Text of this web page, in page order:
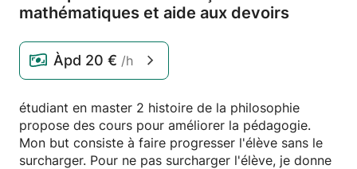
mathématiques et aide aux devoirs
Àpd 20 € /h
étudiant en master 2 histoire de la philosophie
propose des cours pour améliorer la pédagogie.
Mon but consiste à faire progresser l'élève sans le
surcharger. Pour ne pas surcharger l'élève, je donne